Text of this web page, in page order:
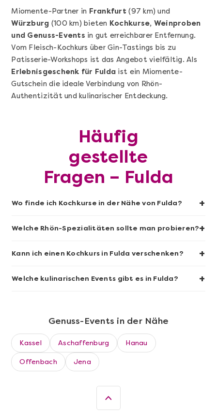
Sushi-Kochkurs@Home
Miomente-Partner in Frankfurt (97 km) und
Würzburg (100 km) bieten Kochkurse, Weinproben
und Genuss-Events in gut erreichbarer Entfernung.
Vom Fleisch-Kochkurs über Gin-Tastings bis zu
Patisserie-Workshops ist das Angebot vielfältig. Als
Erlebnisgeschenk für Fulda ist ein Miomente-
Gutschein die ideale Verbindung von Rhön-
Authentizität und kulinarischer Entdeckung.
Häufig
gestellte
Fragen – Fulda
Wo finde ich Kochkurse in der Nähe von Fulda? +
Welche Rhön-Spezialitäten sollte man probieren?+
Kann ich einen Kochkurs in Fulda verschenken? +
Welche kulinarischen Events gibt es in Fulda? +
Genuss-Events in der Nähe
Kassel Aschaffenburg Hanau
Offenbach Jena